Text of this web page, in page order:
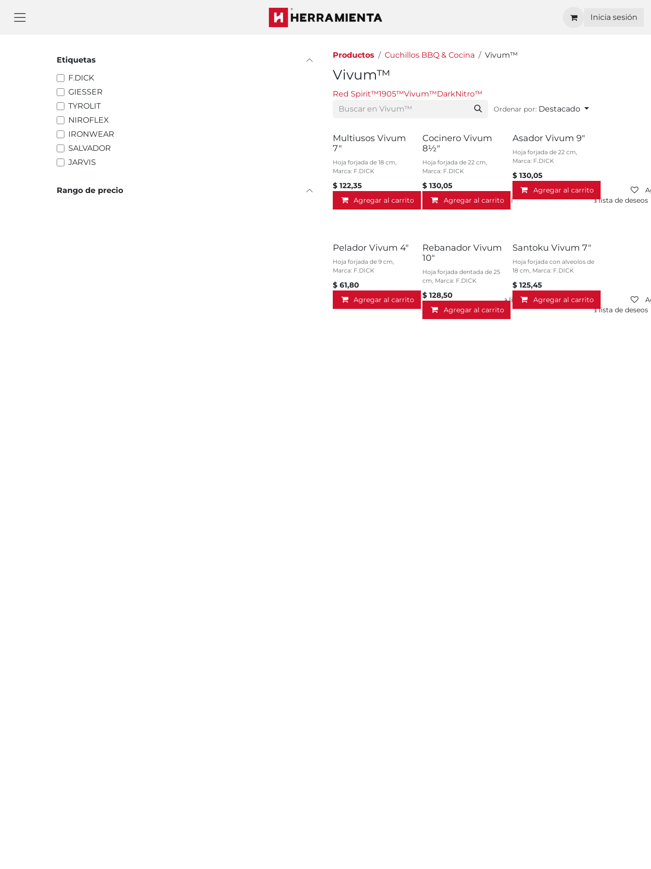
Inicia sesión
Etiquetas
F.DICK
GIESSER
TYROLIT
NIROFLEX
IRONWEAR
SALVADOR
JARVIS
Rango de precio
Productos Cuchillos BBQ & Cocina Vivum™
Vivum™
Red Spirit™1905™Vivum™DarkNitro™
Ordenar por: Destacado
Multiusos Vivum
7"
Hoja forjada de 18 cm,
Marca: F.DICK
$ 122,35
Agregar al carrito Agregar a la lista de deseos
Cocinero Vivum
8½"
Hoja forjada de 22 cm,
Marca: F.DICK
$130,05
Agregar al carrito Agregar a la lista de deseos
Asador Vivum 9"
Hoja forjada de 22 cm,
Marca: F.DICK
$ 130,05
Agregar al carrito
Pelador Vivum 4"
Hoja forjada de 9 cm,
Marca: F.DICK
$ 61,80
Agregar al carrito Agregar a la lista de deseos
Rebanador Vivum
10"
Hoja forjada dentada de 25
cm, Marca: F.DICK
$128,50
Agregar al carrito Agregar a la lista de deseos
Santoku Vivum 7"
Hoja forjada con alveolos de
18 cm, Marca: F.DICK
$ 125,45
Agregar al carrito